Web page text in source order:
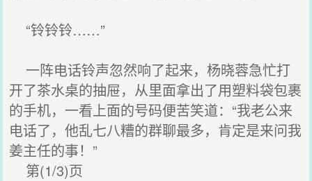
“铃铃铃……”
一阵电话铃声忽然响了起来，杨晓蓉急忙打
开了茶水桌的抽屉，从里面拿出了用塑料袋包裹
的手机，一看上面的号码便苦笑道：“我老公来
电话了，他乱七八糟的群聊最多，肯定是来问我
姜主任的事！”
第(1/3)页